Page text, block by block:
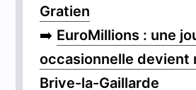
Gratien
➡️ EuroMillions : une
occasionnelle devient
Brive-la-Gaillarde